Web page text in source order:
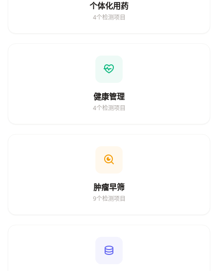
个体化用药
4个检测项目
健康管理
4个检测项目
肿瘤早筛
9个检测项目